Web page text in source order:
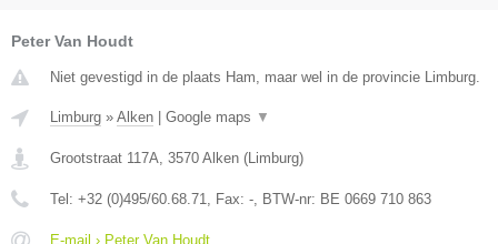
Peter Van Houdt
Niet gevestigd in de plaats Ham, maar wel in de provincie Limburg.
Limburg » Alken Google maps ▼
Grootstraat 117A 3570 Alken ( Limburg)
Tel: +32 (0)495/60.68.71 , Fax: - , BTW-nr: BE 0669 710 863
E-mail › Peter Van Houdt